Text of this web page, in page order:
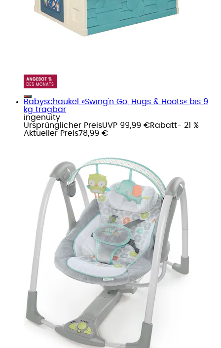
Babyschaukel »Swing'n Go, Hugs & Hoots« bis 9
kg tragbar
ingenuity
Ursprünglicher PreisUVP 99,99 €Rabatt- 21 %
Aktueller Preis78,99 €